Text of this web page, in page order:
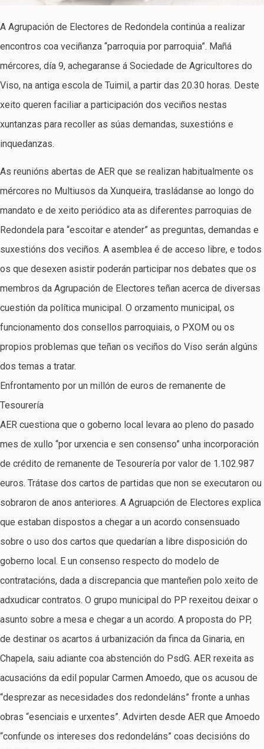
A Agrupación de Electores de Redondela continúa a realizar
encontros coa veciñanza “parroquia por parroquia”. Mañá
mércores, día 9, achegaranse á Sociedade de Agricultores do
Viso, na antiga escola de Tuimil, a partir das 20.30 horas. Deste
xeito queren faciliar a participación dos veciños nestas
xuntanzas para recoller as súas demandas, suxestións e
inquedanzas.
As reunións abertas de AER que se realizan habitualmente os
mércores no Multiusos da Xunqueira, trasládanse ao longo do
mandato e de xeito periódico ata as diferentes parroquias de
Redondela para “escoitar e atender” as preguntas, demandas e
suxestións dos veciños. A asemblea é de acceso libre, e todos
os que desexen asistir poderán participar nos debates que os
membros da Agrupación de Electores teñan acerca de diversas
cuestión da política municipal. O orzamento municipal, os
funcionamento dos consellos parroquiais, o PXOM ou os
propios problemas que teñan os veciños do Viso serán algúns
dos temas a tratar.
Enfrontamento por un millón de euros de remanente de
Tesourería
AER cuestiona que o goberno local levara ao pleno do pasado
mes de xullo “por urxencia e sen consenso” unha incorporación
de crédito de remanente de Tesourería por valor de 1.102.987
euros. Trátase dos cartos de partidas que non se executaron ou
sobraron de anos anteriores. A Agruapción de Electores explica
que estaban dispostos a chegar a un acordo consensuado
sobre o uso dos cartos que quedarían a libre disposición do
goberno local. E un consenso respecto do modelo de
contratacións, dada a discrepancia que manteñen polo xeito de
adxudicar contratos. O grupo municipal do PP rexeitou deixar o
asunto sobre a mesa e chegar a un acordo. A proposta do PP,
de destinar os acartos á urbanización da finca da Ginaria, en
Chapela, saiu adiante coa abstención do PsdG. AER rexeita as
acusacións da edil popular Carmen Amoedo, que os acusou de
“desprezar as necesidades dos redondeláns” fronte a unhas
obras “esenciais e urxentes”. Advirten desde AER que Amoedo
“confunde os intereses dos redondeláns” coas decisións do